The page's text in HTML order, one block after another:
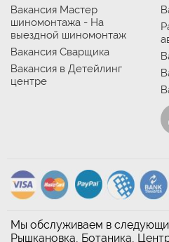
Вакансия Мастер
шиномонтажа - На
выездной шиномонтаж
Вакансия Сварщика
Вакансия в Детейлинг
центре
Мы обслуживаем в
Рышкановка, Ботаника,